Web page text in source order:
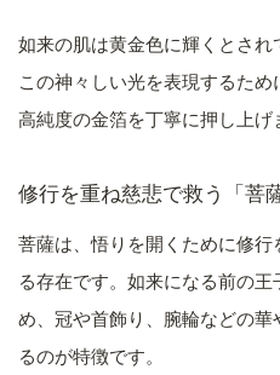
如来の肌は黄金色に輝くとされ
この神々しい光を表現するた
高純度の金箔を丁寧に押し上げ
修行を重ね慈悲で救う「菩
菩薩は、悟りを開くために修
る存在です。如来になる前の
め、冠や首飾り、腕輪などの
るのが特徴です。